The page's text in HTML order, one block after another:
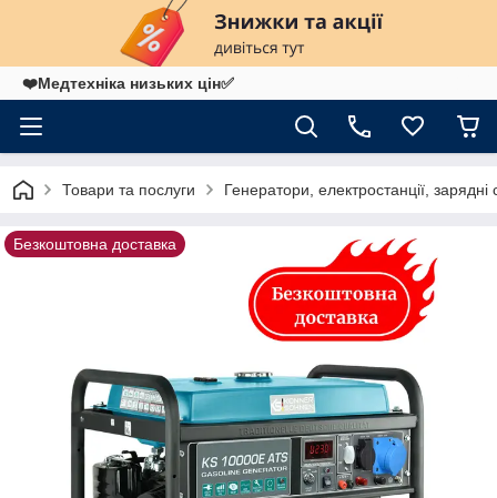
❤️Медтехніка низьких цін✅
Товари та послуги Генератори, електростанції, зарядні
Безкоштовна доставка